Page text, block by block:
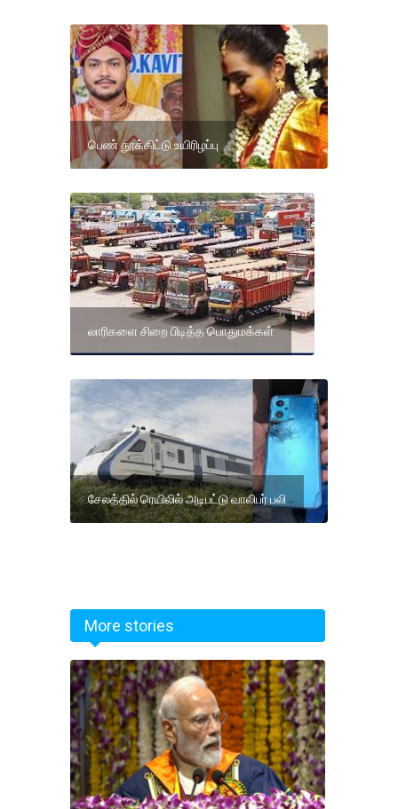
பெண் தூக்கிட்டு உயிரிழப்பு
லாரிகளை சிறை பிடித்த பொதுமக்கள்
சேலத்தில் ரெயிலில் அடிபட்டு வாலிபர் பலி
More stories